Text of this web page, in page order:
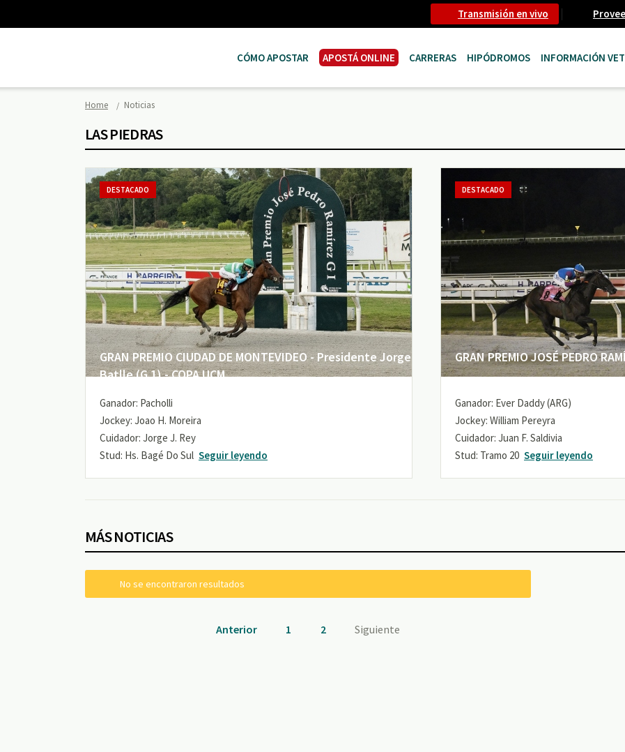
Transmisión en vivo
CÓMO APOSTAR APOSTÁ ONLINE CARRERAS HIPÓDROMOS INFORMACIÓN
Home Noticias
LAS PIEDRAS
GRAN PREMIO CIUDAD DE MONTEVIDEO - Presidente Jorge
Batlle (G 1) - COPA UCM
DESTACADO
Ganador: Pacholli
Jockey: Joao H. Moreira
Cuidador: Jorge J. Rey
Stud: Hs. Bagé Do Sul Seguir leyendo
GRAN PREMIO JOSÉ PEDRO
DESTACADO
Ganador: Ever Daddy (ARG)
Jockey: William Pereyra
Cuidador: Juan F. Saldivia
Stud: Tramo 20 Seguir leyendo
MÁS NOTICIAS
No se encontraron resultados
Anterior 1 2 Siguiente